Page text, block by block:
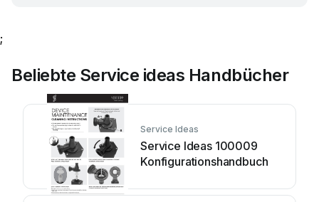
;
Beliebte Service ideas Handbücher
Service Ideas
Service Ideas 100009
Konfigurationshandbuch